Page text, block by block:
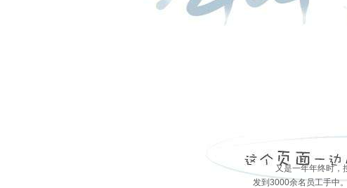
又是一年年终时，
发到 3000余名员工手中